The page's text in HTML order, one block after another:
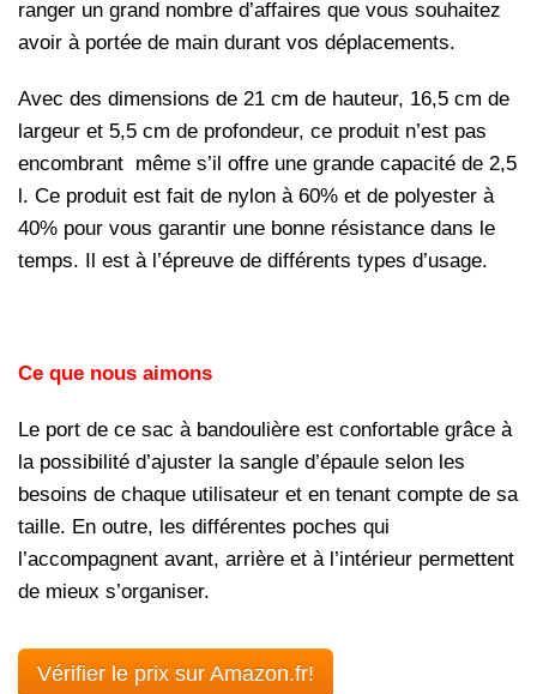
ranger un grand nombre d’affaires que vous souhaitez
avoir à portée de main durant vos déplacements.
Avec des dimensions de 21 cm de hauteur, 16,5 cm de
largeur et 5,5 cm de profondeur, ce produit n’est pas
encombrant même s’il offre une grande capacité de 2,5
l. Ce produit est fait de nylon à 60% et de polyester à
40% pour vous garantir une bonne résistance dans le
temps. Il est à l’épreuve de différents types d’usage.
Ce que nous aimons
Le port de ce sac à bandoulière est confortable grâce à
la possibilité d’ajuster la sangle d’épaule selon les
besoins de chaque utilisateur et en tenant compte de sa
taille. En outre, les différentes poches qui
l’accompagnent avant, arrière et à l’intérieur permettent
de mieux s’organiser.
Vérifier le prix sur Amazon.fr!